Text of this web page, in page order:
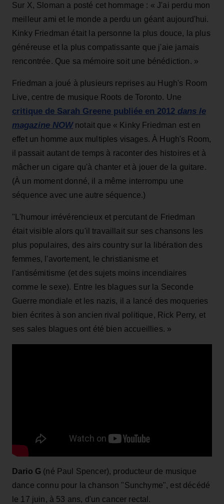
Sur X, Sloman a posté cet hommage : «J'ai perdu mon
meilleur ami et le monde a perdu un géant aujourd'hui.
Kinky Friedman était la personne la plus douce, la plus
généreuse et la plus compatissante que j'aie jamais
rencontrée. Que sa mémoire soit une bénédiction. »
Friedman a joué à plusieurs reprises au Hugh's Room
Live, centre de musique Roots de Toronto. Une
critique de Sarah Greene publiée en 2012 dans le
magazine NOWnotait que « Kinky Friedman est en
effet un homme aux multiples visages. À Hugh's Room,
il passait autant de temps à raconter des histoires et à
mâcher un cigare qu'à chanter et à jouer de la guitare.
(À un moment donné, il a même interrompu une
séquence avec une autre séquence.)
"L'humour irrévérencieux et percutant de Friedman
était visible alors qu'il travaillait sur ses chansons les
plus populaires, des airs country sur la libération des
femmes, l'avortement, le christianisme et
l'antisémitisme (et des sujets moins incendiaires
comme le sexe). Entre les blagues sur la Seconde
Guerre mondiale et les nazis, il a lancé des moqueries
bien écrites à son ancien rival politique, Rick Perry, et
ses sales blagues ont été bien accueillies. »
Dario G (né Paul Spencer), producteur de musique
dance connu pour la chanson "Sunchyme", est décédé
le 17 juin, à 53 ans, d'un cancer rectal.